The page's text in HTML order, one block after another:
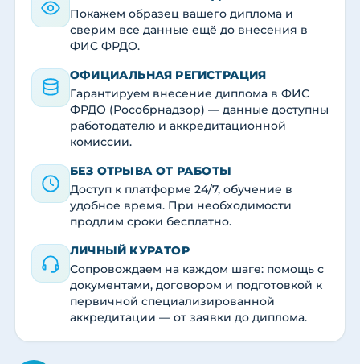
Покажем образец вашего диплома и
сверим все данные ещё до внесения в
ФИС ФРДО.
ОФИЦИАЛЬНАЯ РЕГИСТРАЦИЯ
Гарантируем внесение диплома в ФИС
ФРДО (Рособрнадзор) — данные доступны
работодателю и аккредитационной
комиссии.
БЕЗ ОТРЫВА ОТ РАБОТЫ
Доступ к платформе 24/7, обучение в
удобное время. При необходимости
продлим сроки бесплатно.
ЛИЧНЫЙ КУРАТОР
Сопровождаем на каждом шаге: помощь с
документами, договором и подготовкой к
первичной специализированной
аккредитации — от заявки до диплома.